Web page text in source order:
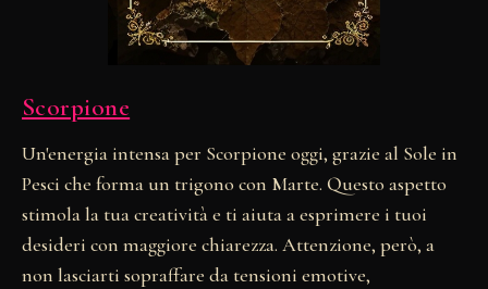
Scorpione
Un'energia intensa per Scorpione oggi, grazie al Sole in
Pesci che forma un trigono con Marte. Questo aspetto
stimola la tua creatività e ti aiuta a esprimere i tuoi
desideri con maggiore chiarezza. Attenzione, però, a
non lasciarti sopraffare da tensioni emotive,